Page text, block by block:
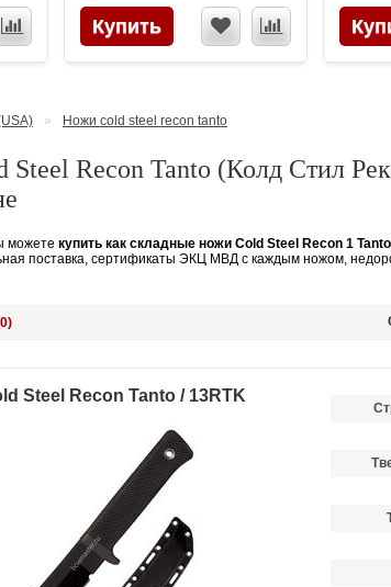
» Ножи cold steel recon tanto
Steel Recon Tanto (Колд Стил
можете купить как складные ножи Cold Steel Recon 1 Tanto
поставка, сертификаты ЭКЦ МВД с каждым ножом,
Steel Recon Tanto / 13RTK